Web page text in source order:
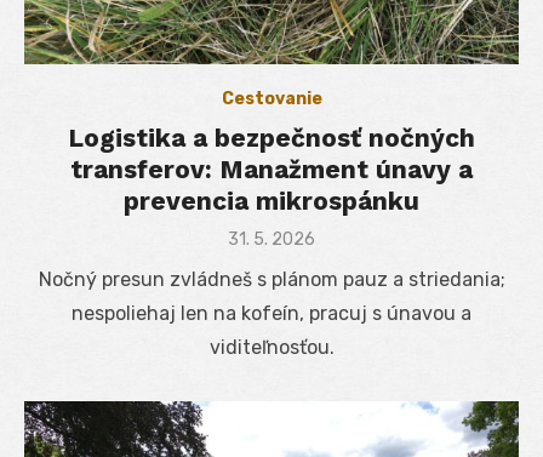
Cestovanie
Logistika a bezpečnosť nočných
transferov: Manažment únavy a
prevencia mikrospánku
Posted
31. 5. 2026
Nočný presun zvládneš s plánom pauz a striedania;
nespoliehaj len na kofeín, pracuj s únavou a
viditeľnosťou.